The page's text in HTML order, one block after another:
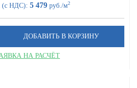
(с НДС): 5 479руб./м2
НА РАСЧЁТ